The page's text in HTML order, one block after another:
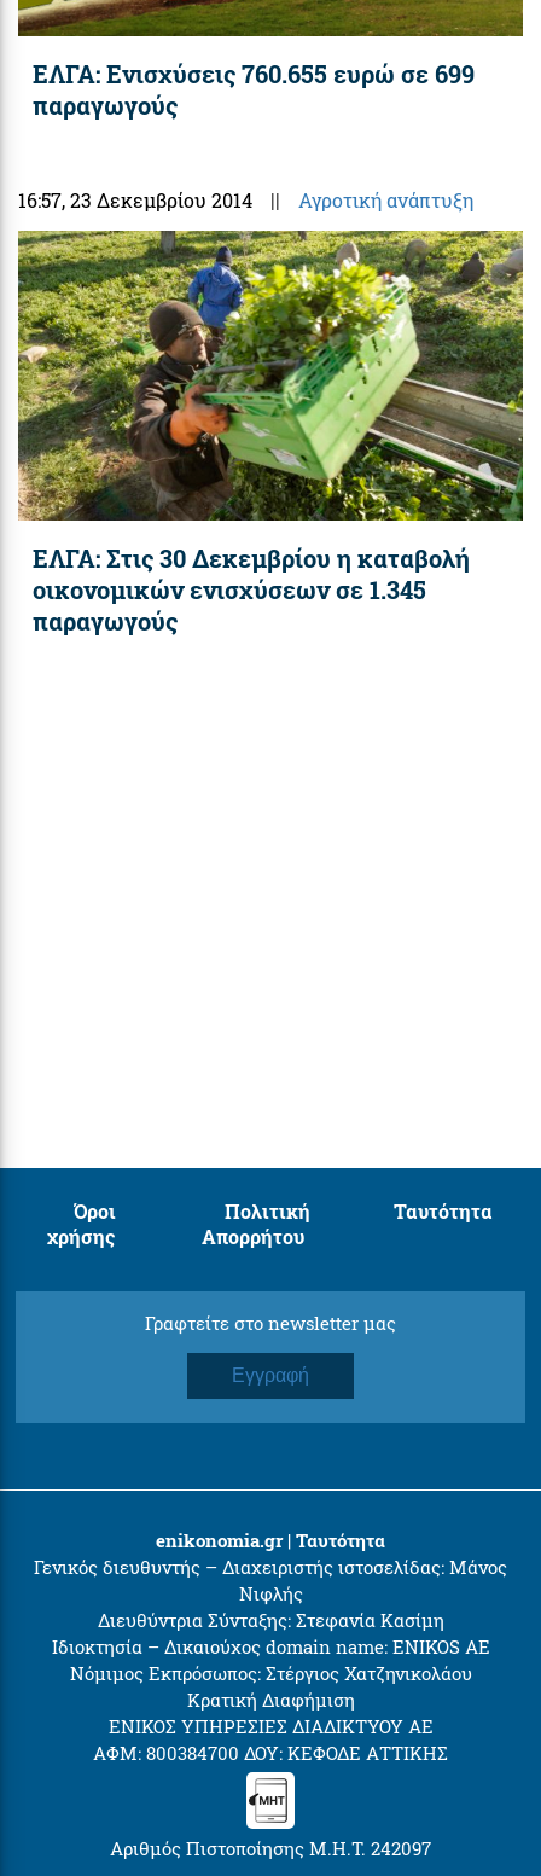
ΕΛΓΑ: Ενισχύσεις 760.655 ευρώ σε 699
παραγωγούς
16:57, 23 Δεκεμβρίου 2014 || Αγροτική ανάπτυξη
ΕΛΓΑ: Στις 30 Δεκεμβρίου η καταβολή
οικονομικών ενισχύσεων σε 1.345
παραγωγούς
Όροι
χρήσης
Πολιτική
Απορρήτου
Ταυτότητα
Γραφτείτε στο newsletter μας
Εγγραφή
enikonomia.gr | Ταυτότητα
Γενικός διευθυντής – Διαχειριστής ιστοσελίδας: Μάνος
Νιφλής
Διευθύντρια Σύνταξης: Στεφανία Κασίμη
Ιδιοκτησία – Δικαιούχος domain name: ENIKOS AE
Νόμιμος Εκπρόσωπος: Στέργιος Χατζηνικολάου
Κρατική Διαφήμιση
ΕΝΙΚΟΣ ΥΠΗΡΕΣΙΕΣ ΔΙΑΔΙΚΤΥΟΥ ΑΕ
ΑΦΜ: 800384700 ΔΟΥ: ΚΕΦΟΔΕ ΑΤΤΙΚΗΣ
Αριθμός Πιστοποίησης Μ.Η.Τ. 242097